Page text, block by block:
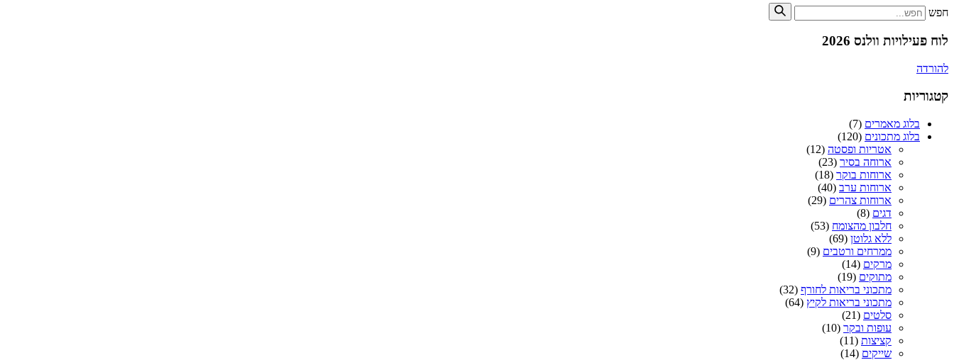
חפש
לוח פעילויות וולנס 2026
להורדה
קטגוריות
בלוג מאמרים (7)
בלוג מתכונים (120)
אטריות ופסטה (12)
ארוחה בסיר (23)
ארוחות בוקר (18)
ארוחות ערב (40)
ארוחות צהרים (29)
דגים (8)
חלבון מהצומח (53)
ללא גלוטן (69)
ממרחים ורטבים (9)
מרקים (14)
מתוקים (19)
מתכוני בריאות לחורף (32)
מתכוני בריאות לקיץ (64)
סלטים (21)
עופות ובקר (10)
קציצות (11)
שייקים (14)